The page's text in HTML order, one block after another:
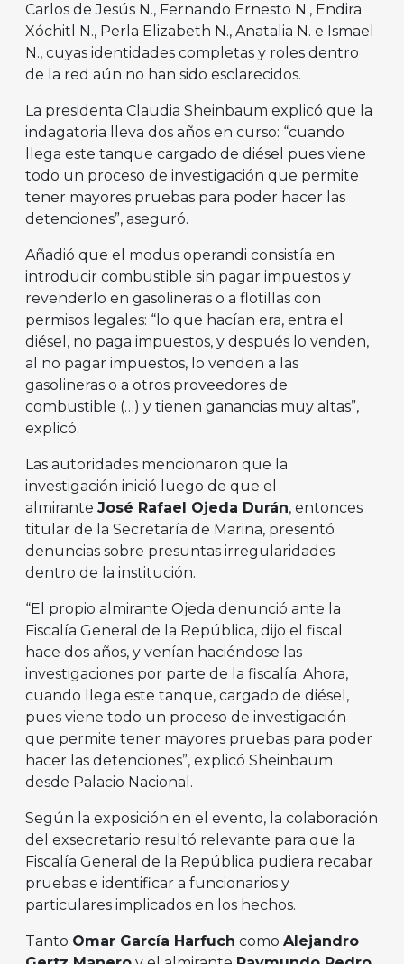
Carlos de Jesús N., Fernando Ernesto N., Endira
Xóchitl N., Perla Elizabeth N., Anatalia N. e Ismael
N., cuyas identidades completas y roles dentro
de la red aún no han sido esclarecidos.
La presidenta Claudia Sheinbaum explicó que la
indagatoria lleva dos años en curso: “cuando
llega este tanque cargado de diésel pues viene
todo un proceso de investigación que permite
tener mayores pruebas para poder hacer las
detenciones”, aseguró.
Añadió que el modus operandi consistía en
introducir combustible sin pagar impuestos y
revenderlo en gasolineras o a flotillas con
permisos legales: “lo que hacían era, entra el
diésel, no paga impuestos, y después lo venden,
al no pagar impuestos, lo venden a las
gasolineras o a otros proveedores de
combustible (…) y tienen ganancias muy altas”,
explicó.
Las autoridades mencionaron que la
investigación inició luego de que el
almirante José Rafael Ojeda Durán, entonces
titular de la Secretaría de Marina, presentó
denuncias sobre presuntas irregularidades
dentro de la institución.
“El propio almirante Ojeda denunció ante la
Fiscalía General de la República, dijo el fiscal
hace dos años, y venían haciéndose las
investigaciones por parte de la fiscalía. Ahora,
cuando llega este tanque, cargado de diésel,
pues viene todo un proceso de investigación
que permite tener mayores pruebas para poder
hacer las detenciones”, explicó Sheinbaum
desde Palacio Nacional.
Según la exposición en el evento, la colaboración
del exsecretario resultó relevante para que la
Fiscalía General de la República pudiera recabar
pruebas e identificar a funcionarios y
particulares implicados en los hechos.
Tanto Omar García Harfuch como Alejandro